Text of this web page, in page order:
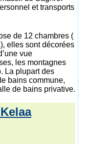
et transports
de 12 chambres (
elles sont décorées
vue
les montagnes
La plupart des
bains commune,
de bains privative.